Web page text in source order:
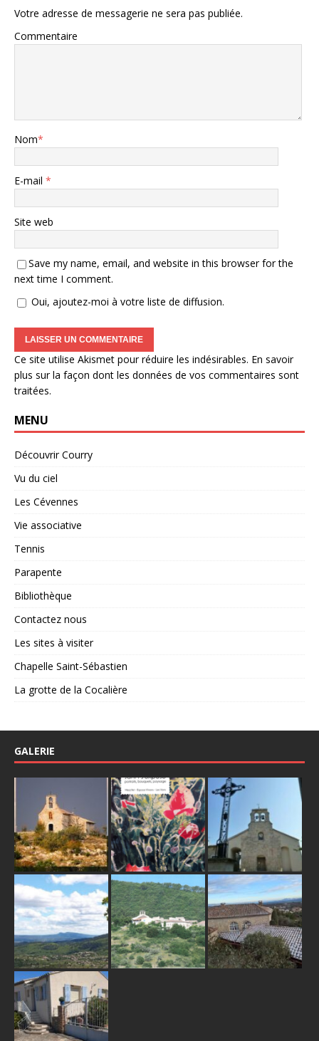
Votre adresse de messagerie ne sera pas publiée.
Commentaire
Nom*
E-mail *
Site web
Save my name, email, and website in this browser for the
next time I comment.
Oui, ajoutez-moi à votre liste de diffusion.
Ce site utilise Akismet pour réduire les indésirables. En savoir
plus sur la façon dont les données de vos commentaires sont
traitées.
MENU
Découvrir Courry
Vu du ciel
Les Cévennes
Vie associative
Tennis
Parapente
Bibliothèque
Contactez nous
Les sites à visiter
Chapelle Saint-Sébastien
La grotte de la Cocalière
GALERIE